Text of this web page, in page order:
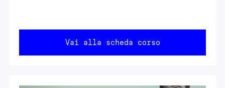
Vai alla scheda corso